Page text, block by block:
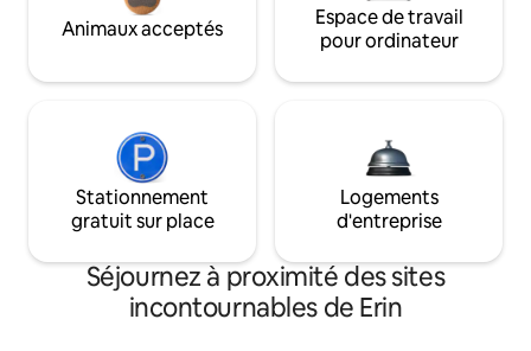
Animaux acceptés
Espace de travail
pour ordinateur
Stationnement
gratuit sur place
Logements
d'entreprise
Séjournez à proximité des sites
incontournables de Erin